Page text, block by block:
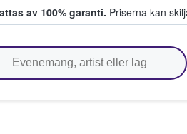
av 100% garanti. Priserna kan